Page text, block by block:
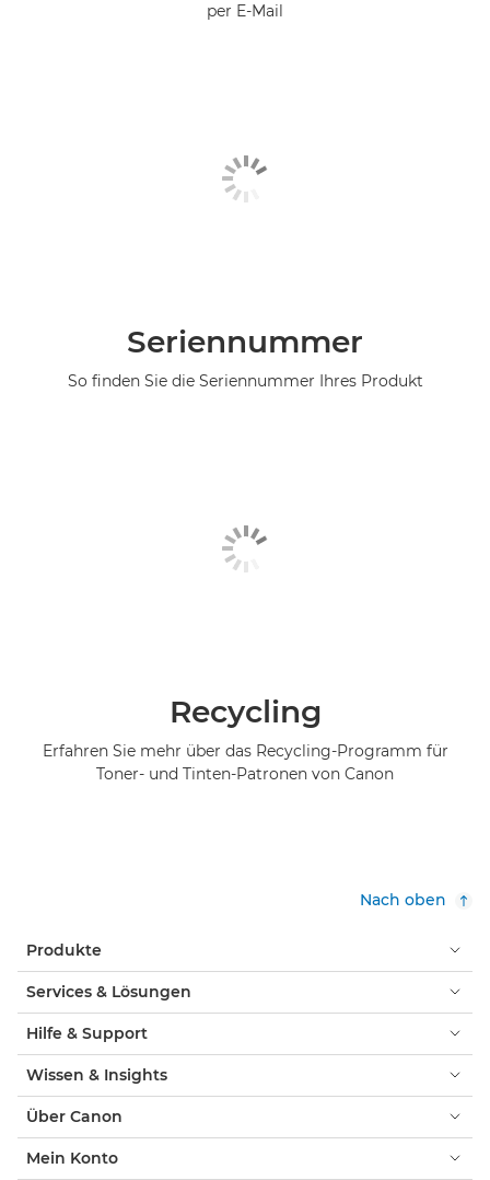
per E-Mail
Seriennummer
So finden Sie die Seriennummer Ihres Produkt
Recycling
Erfahren Sie mehr über das Recycling-Programm für
Toner- und Tinten-Patronen von Canon
Nach oben
Produkte
Services & Lösungen
Hilfe & Support
Wissen & Insights
Über Canon
Mein Konto